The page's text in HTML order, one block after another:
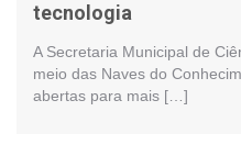
tecnologia
A Secretaria Municipal de
meio das Naves do
abertas para mais […]